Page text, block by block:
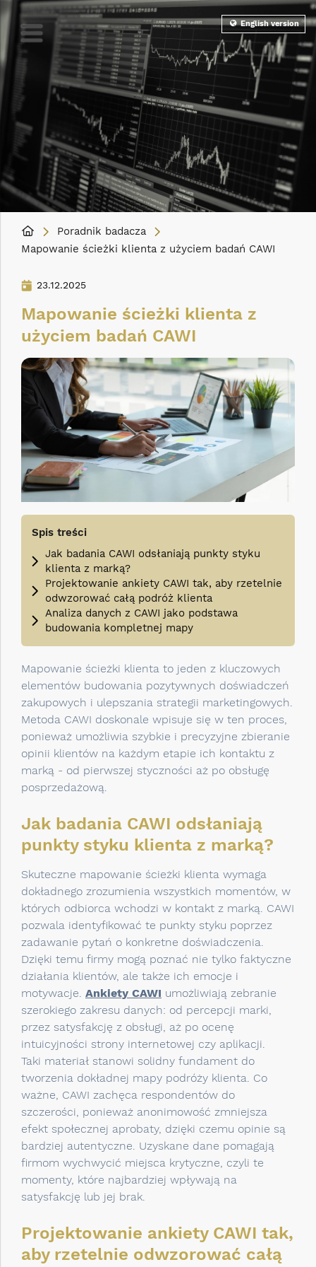
Poradnik badacza
Mapowanie ścieżki klienta z użyciem badań CAWI
23.12.2025
Mapowanie ścieżki klienta z
użyciem badań CAWI
Spis treści
Jak badania CAWI odsłaniają punkty styku
klienta z marką?
Projektowanie ankiety CAWI tak, aby rzetelnie
odwzorować całą podróż klienta
Analiza danych z CAWI jako podstawa
budowania kompletnej mapy
Mapowanie ścieżki klienta to jeden z kluczowych
elementów budowania pozytywnych doświadczeń
zakupowych i ulepszania strategii marketingowych.
Metoda CAWI doskonale wpisuje się w ten proces,
ponieważ umożliwia szybkie i precyzyjne zbieranie
opinii klientów na każdym etapie ich kontaktu z
marką - od pierwszej styczności aż po obsługę
posprzedażową.
Jak badania CAWI odsłaniają
punkty styku klienta z marką?
Skuteczne mapowanie ścieżki klienta wymaga
dokładnego zrozumienia wszystkich momentów, w
których odbiorca wchodzi w kontakt z marką. CAWI
pozwala identyfikować te punkty styku poprzez
zadawanie pytań o konkretne doświadczenia.
Dzięki temu firmy mogą poznać nie tylko faktyczne
działania klientów, ale także ich emocje i
motywacje. Ankiety CAWI umożliwiają zebranie
szerokiego zakresu danych: od percepcji marki,
przez satysfakcję z obsługi, aż po ocenę
intuicyjności strony internetowej czy aplikacji.
Taki materiał stanowi solidny fundament do
tworzenia dokładnej mapy podróży klienta. Co
ważne, CAWI zachęca respondentów do
szczerości, ponieważ anonimowość zmniejsza
efekt społecznej aprobaty, dzięki czemu opinie są
bardziej autentyczne. Uzyskane dane pomagają
firmom wychwycić miejsca krytyczne, czyli te
momenty, które najbardziej wpływają na
satysfakcję lub jej brak.
Projektowanie ankiety CAWI tak,
aby rzetelnie odwzorować całą
English version